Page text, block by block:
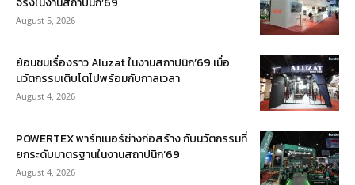
August 5, 2026
ย้อนชมเรื่องราว Aluzat ในงานสถาปนิก’69 เมื่อ
นวัตกรรมเติบโตไปพร้อมกับกาลเวลา
August 4, 2026
POWERTEX พาร์ทเนอร์ช่างก่อสร้าง กับนวัตกรรมที่
ยกระดับมาตรฐานในงานสถาปนิก’69
August 4, 2026